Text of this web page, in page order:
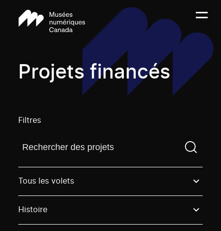
Projets financés
Filtres
Trouvez un projetVous devez saisir un terme de
Tous les volets
Histoire